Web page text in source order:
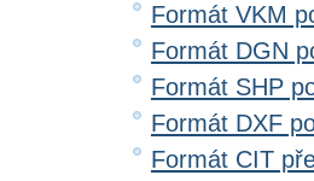
Formát VKM
Formát DGN
Formát SHP
Formát DXF
Formát CIT